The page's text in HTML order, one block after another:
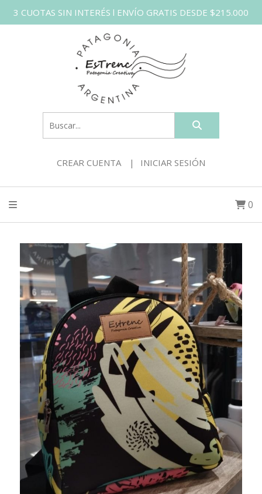
3 CUOTAS SIN INTERÉS l ENVÍO GRATIS DESDE $215.000
CREAR CUENTA INICIAR SESIÓN
0